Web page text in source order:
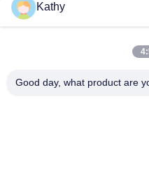
Abra o
diesel
Kathy
Good day, what product are